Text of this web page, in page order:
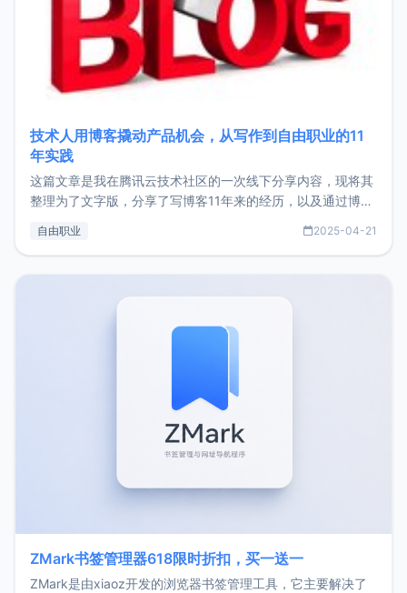
技术人用博客撬动产品机会，从写作到自由职业的11
年实践
这篇文章是我在腾讯云技术社区的一次线下分享内容，现将其
整理为了文字版，分享了写博客11年来的经历，以及通过博客
了我的首个产品ImgURL的真实数据和产品现状。自我介绍大
自由职业 2025-04-21
ZMark书签管理器618限时折扣，买一送一
ZMark是由xiaoz开发的浏览器书签管理工具，它主要解决了